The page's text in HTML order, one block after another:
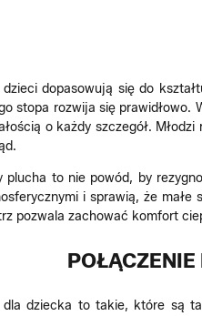
dzieci dopasowują się do
stopa rozwija się prawidłowo.
o każdy szczegół.
plucha to nie powód, by
i sprawią, że małe
pozwala zachować komfort
POŁĄCZENIE
dla dziecka to takie, które są